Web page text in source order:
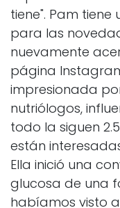
tiene". Pam
para las
nuevamente
página
impresionada
nutriólogos,
todo la siguen
están
Ella inició una
glucosa de una
habíamos visto